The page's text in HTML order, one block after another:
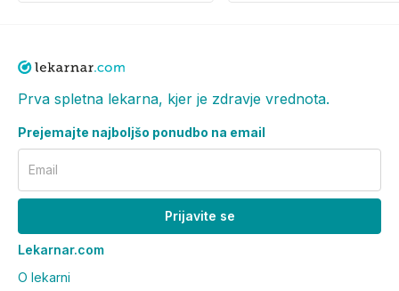
Prva spletna lekarna, kjer je zdravje vrednota.
Prejemajte najboljšo ponudbo na email
Email
Prijavite se
Lekarnar.com
O lekarni